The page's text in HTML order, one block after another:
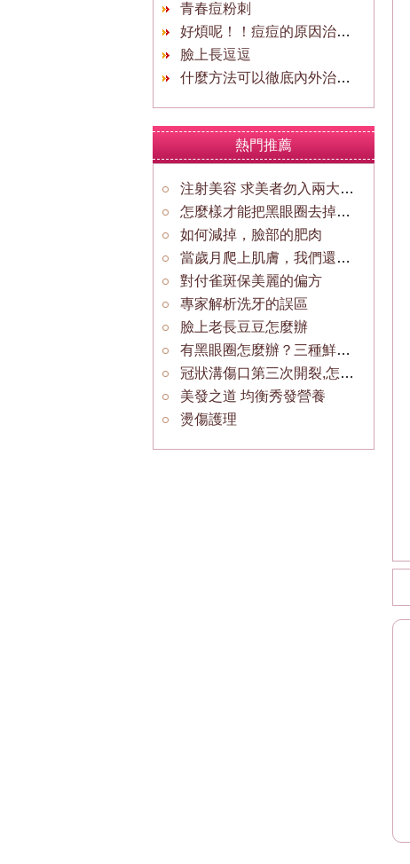
青春痘粉刺
好煩呢！！痘痘的原因治療痘痘?
臉上長逗逗
什麼方法可以徹底內外治療痤瘡？
熱門推薦
注射美容 求美者勿入兩大誤區
怎麼樣才能把黑眼圈去掉？保養眼肌
如何減掉，臉部的肥肉
當歲月爬上肌膚，我們還有激光
對付雀斑保美麗的偏方
專家解析洗牙的誤區
臉上老長豆豆怎麼辦
有黑眼圈怎麼辦？三種鮮蔬果汁幫解決
冠狀溝傷口第三次開裂,怎麼辦??
美發之道 均衡秀發營養
燙傷護理